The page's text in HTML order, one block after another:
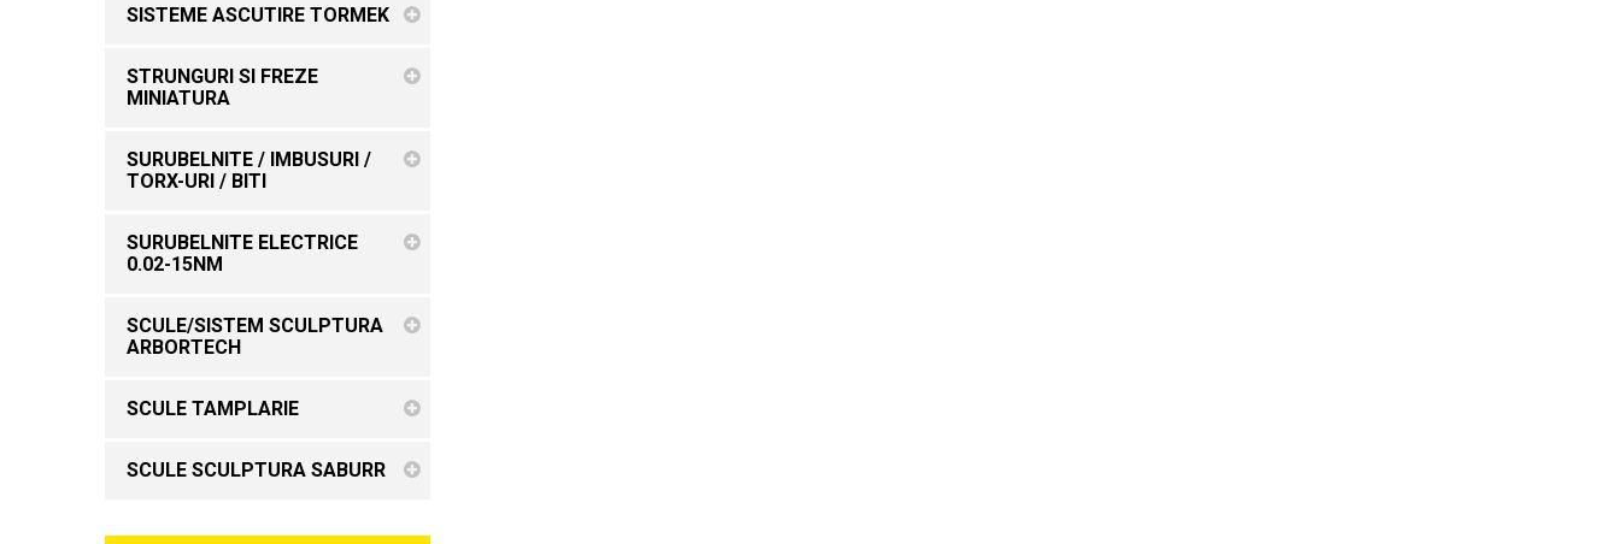
SISTEME ASCUTIRE TORMEK
STRUNGURI SI FREZE
MINIATURA
SURUBELNITE / IMBUSURI /
TORX-URI / BITI
SURUBELNITE ELECTRICE
0.02-15NM
SCULE/SISTEM SCULPTURA
ARBORTECH
SCULE TAMPLARIE
SCULE SCULPTURA SABURR